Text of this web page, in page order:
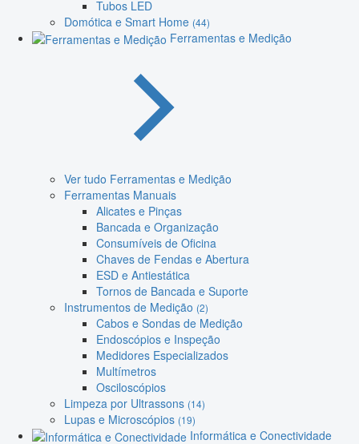
Tubos LED
Domótica e Smart Home (44)
Ferramentas e Medição
Ver tudo Ferramentas e Medição
Ferramentas Manuais
Alicates e Pinças
Bancada e Organização
Consumíveis de Oficina
Chaves de Fendas e Abertura
ESD e Antiestática
Tornos de Bancada e Suporte
Instrumentos de Medição (2)
Cabos e Sondas de Medição
Endoscópios e Inspeção
Medidores Especializados
Multímetros
Osciloscópios
Limpeza por Ultrassons (14)
Lupas e Microscópios (19)
Informática e Conectividade